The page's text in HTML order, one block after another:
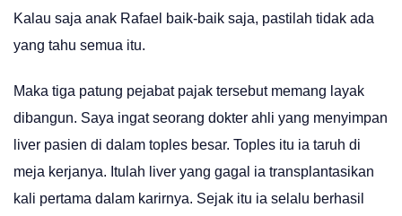
Kalau saja anak Rafael baik-baik saja, pastilah tidak ada
yang tahu semua itu.
Maka tiga patung pejabat pajak tersebut memang layak
dibangun. Saya ingat seorang dokter ahli yang menyimpan
liver pasien di dalam toples besar. Toples itu ia taruh di
meja kerjanya. Itulah liver yang gagal ia transplantasikan
kali pertama dalam karirnya. Sejak itu ia selalu berhasil